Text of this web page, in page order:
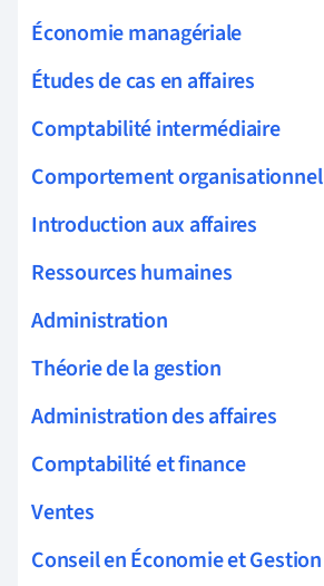
Économie managériale
Études de cas en affaires
Comptabilité intermédiaire
Comportement organisationnel
Introduction aux affaires
Ressources humaines
Administration
Théorie de la gestion
Administration des affaires
Comptabilité et finance
Ventes
Conseil en Économie et Gestion